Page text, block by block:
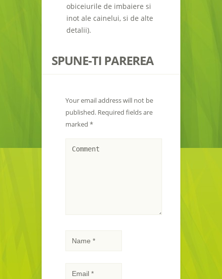
obiceiurile de imbaiere si
inot ale cainelui, si de alte
detalii).
SPUNE-TI PAREREA
Your email address will not be
published. Required fields are
marked *